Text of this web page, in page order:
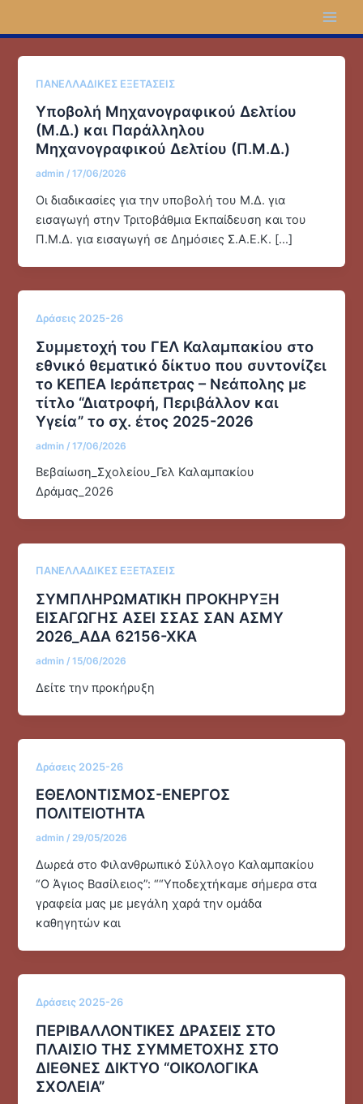
Main
ΠΑΝΕΛΛΑΔΙΚΕΣ ΕΞΕΤΑΣΕΙΣ
Yποβολή Μηχανογραφικού Δελτίου
(Μ.Δ.) και Παράλληλου
Μηχανογραφικού Δελτίου (Π.Μ.Δ.)
admin/17/06/2026
Οι διαδικασίες για την υποβολή του Μ.Δ. για
εισαγωγή στην Τριτοβάθμια Εκπαίδευση και του
Π.Μ.Δ. για εισαγωγή σε Δημόσιες Σ.Α.Ε.Κ. […]
Δράσεις 2025-26
Συμμετοχή του ΓΕΛ Καλαμπακίου στο
εθνικό θεματικό δίκτυο που συντονίζει
το ΚΕΠΕΑ Ιεράπετρας – Νεάπολης με
τίτλο “Διατροφή, Περιβάλλον και
Υγεία” το σχ. έτος 2025-2026
admin /17/06/2026
Βεβαίωση_Σχολείου_Γελ Καλαμπακίου
Δράμας_2026
ΠΑΝΕΛΛΑΔΙΚΕΣ ΕΞΕΤΑΣΕΙΣ
ΣΥΜΠΛΗΡΩΜΑΤΙΚΗ ΠΡΟΚΗΡΥΞΗ
ΕΙΣΑΓΩΓΗΣ ΑΣΕΙ ΣΣΑΣ ΣΑΝ ΑΣΜΥ
2026_ΑΔΑ 62156-ΧΚΑ
admin/15/06/2026
Δείτε την προκήρυξη
Δράσεις 2025-26
ΕΘΕΛΟΝΤΙΣΜΟΣ-ΕΝΕΡΓΟΣ
ΠΟΛΙΤΕΙΟΤΗΤΑ
admin/29/05/2026
Δωρεά στο Φιλανθρωπικό Σύλλογο Καλαμπακίου
“Ο Άγιος Βασίλειος”: ““Υποδεχτήκαμε σήμερα στα
γραφεία μας με μεγάλη χαρά την ομάδα
καθηγητών και
Δράσεις 2025-26
ΠΕΡΙΒΑΛΛΟΝΤΙΚΕΣ ΔΡΑΣΕΙΣ ΣΤΟ
ΠΛΑΙΣΙΟ ΤΗΣ ΣΥΜΜΕΤΟΧΗΣ ΣΤΟ
ΔΙΕΘΝΕΣ ΔΙΚΤΥΟ “ΟΙΚΟΛΟΓΙΚΑ
ΣΧΟΛΕΙΑ”